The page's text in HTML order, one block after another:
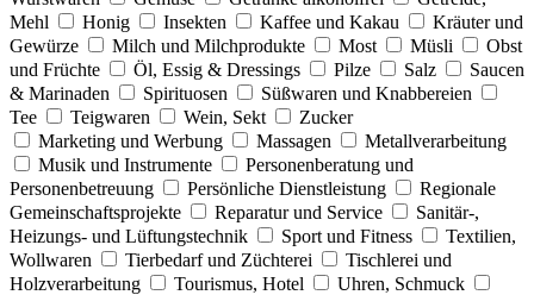
Mehl
Honig Insekten Kaffee und Kakau
Kräuter und
Gewürze
Milch und Milchprodukte Most Müsli
Obst
und Früchte
Öl, Essig & Dressings Pilze Salz
Saucen
& Marinaden
Spirituosen
Süßwaren und Knabbereien
Tee
Teigwaren Wein, Sekt
Zucker
Marketing und Werbung
Massagen
Metallverarbeitung
Musik und Instrumente
Personenberatung und
Personenbetreuung
Persönliche Dienstleistung
Regionale
Gemeinschaftsprojekte
Reparatur und Service
Sanitär-,
Heizungs- und Lüftungstechnik
Sport und Fitness
Textilien,
Wollwaren
Tierbedarf und Züchterei
Tischlerei und
Holzverarbeitung
Tourismus, Hotel
Uhren, Schmuck